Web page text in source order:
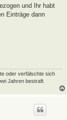
und Ihr habt
Einträge dann
oder verfälschte sich
Jahren bestraft.